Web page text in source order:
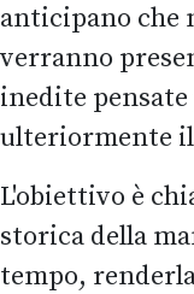
anticipano che
verranno
inedite
ulteriormente
L'obiettivo è
storica della
tempo,